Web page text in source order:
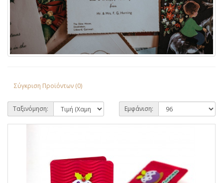
Σύγκριση Προϊόντων (0)
Ταξινόμηση: Εμφάνιση: